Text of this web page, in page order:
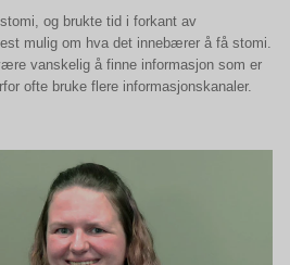
og brukte tid i forkant av
mulig om hva det innebærer å få stomi.
vanskelig å finne informasjon som er
ofte bruke flere informasjonskanaler.